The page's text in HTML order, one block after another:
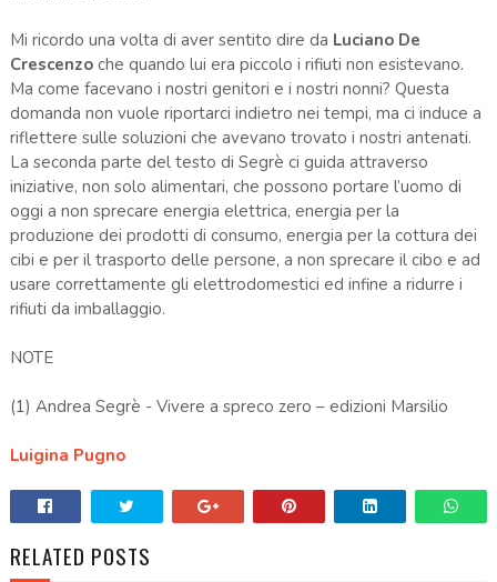
Mi ricordo una volta di aver sentito dire da Luciano De
Crescenzoche quando lui era piccolo i rifiuti non esistevano.
Ma come facevano i nostri genitori e i nostri nonni? Questa
domanda non vuole riportarci indietro nei tempi, ma ci induce a
riflettere sulle soluzioni che avevano trovato i nostri antenati.
La seconda parte del testo di Segrè ci guida attraverso
iniziative, non solo alimentari, che possono portare l’uomo di
oggi a non sprecare energia elettrica, energia per la
produzione dei prodotti di consumo, energia per la cottura dei
cibi e per il trasporto delle persone, a non sprecare il cibo e ad
usare correttamente gli elettrodomestici ed infine a ridurre i
rifiuti da imballaggio.
NOTE
(1) Andrea Segrè - Vivere a spreco zero – edizioni Marsilio
Luigina Pugno
RELATED POSTS